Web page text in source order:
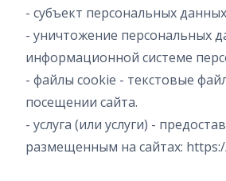
- субъект персональных
- уничтожение персональных
информационной системе
- файлы cookie - текстовые
посещении сайта.
- услуга (или услуги) -
размещенным на сайтах: